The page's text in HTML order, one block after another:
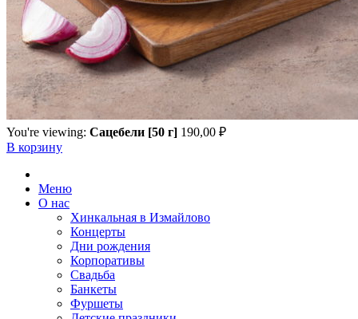
You're viewing: Сацебели [50 г] 190,00 ₽
В корзину
Меню
О нас
Хинкальная в Измайлово
Концерты
Дни рождения
Корпоративы
Свадьба
Банкеты
Фуршеты